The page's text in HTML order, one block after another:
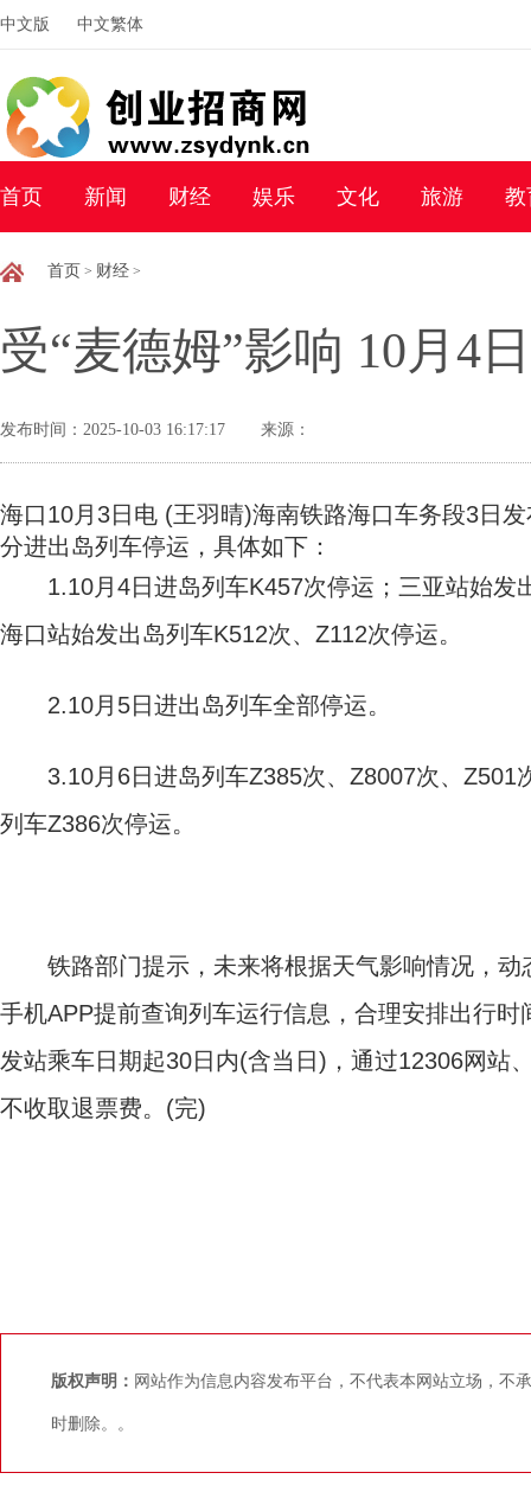
中文版 中文繁体
首页 新闻 财经 娱乐 文化 旅游 教
首页 > 财经 >
受“麦德姆”影响 10月4
发布时间：2025-10-03 16:17:17 来源：
海口10月3日电 (王羽晴)海南铁路海口车务段3日
分进出岛列车停运，具体如下：
1.10月4日进岛列车K457次停运；三亚站始发
海口站始发出岛列车K512次、Z112次停运。
2.10月5日进出岛列车全部停运。
3.10月6日进岛列车Z385次、Z8007次、Z501
列车Z386次停运。
铁路部门提示，未来将根据天气影响情况，动
手机APP提前查询列车运行信息，合理安排出行
发站乘车日期起30日内(含当日)，通过12306网站
不收取退票费。(完)
版权声明： 网站作为信息内容发布平台，不代表本网站立场，不
时删除。。